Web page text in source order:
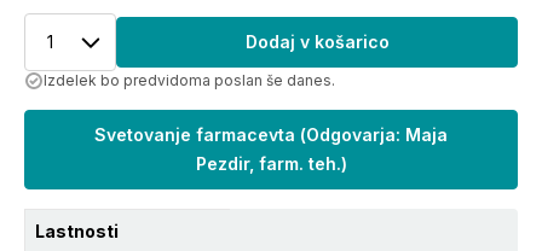
1 Dodaj v košarico
Izdelek bo predvidoma poslan še danes.
Svetovanje farmacevta (Odgovarja: Maja
Pezdir, farm. teh.)
Lastnosti